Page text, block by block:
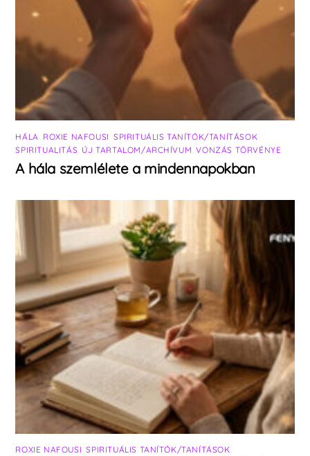
HÁLA ROXIE NAFOUSI SPIRITUÁLIS TANÍTÓK/TANÍTÁSOK
SPIRITUALITÁS ÚJ TARTALOM/ARCHÍVUM ,VONZÁS TÖRVÉNYE
A hála szemlélete a mindennapokban
ROXIE NAFOUSI ,SPIRITUÁLIS TANÍTÓK/TANÍTÁSOK